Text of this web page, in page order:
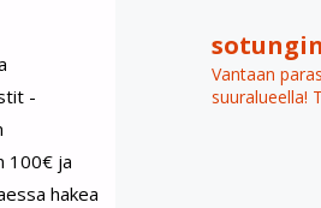
-
100€ ja
hakea
Vantaan
suuralueella!